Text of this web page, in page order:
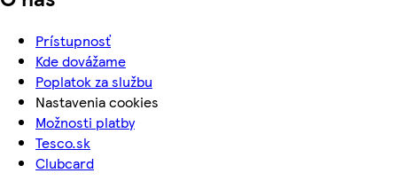
Prístupnosť
Kde dovážame
Poplatok za službu
Nastavenia cookies
Možnosti platby
Tesco.sk
Clubcard